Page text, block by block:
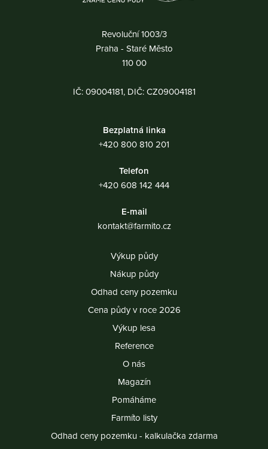
Revoluční 1003/3
Praha - Staré Město
110 00
IČ: 09004181, DIČ: CZ09004181
Výkup půdy
Nákup půdy
Odhad ceny pozemku
Cena půdy v roce 2026
Výkup lesa
Reference
O nás
Magazín
Pomáháme
Farmíto listy
Odhad ceny pozemku - kalkulačka zdarma
Bezplatná linka
+420 800 810 201
Telefon
+420 608 142 444
E-mail
kontakt@farmito.cz